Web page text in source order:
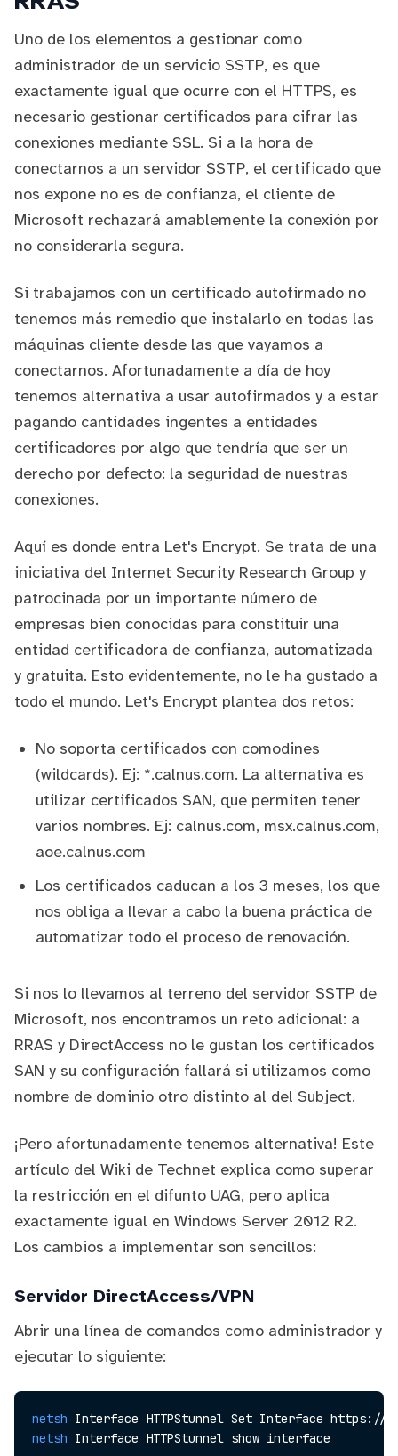
Uno de los elementos a gestionar como
administrador de un servicio SSTP, es que
exactamente igual que ocurre con el HTTPS, es
necesario gestionar certificados para cifrar las
conexiones mediante SSL. Si a la hora de
conectarnos a un servidor SSTP, el certificado que
nos expone no es de confianza, el cliente de
Microsoft rechazará amablemente la conexión por
no considerarla segura.
Si trabajamos con un certificado autofirmado no
tenemos más remedio que instalarlo en todas las
máquinas cliente desde las que vayamos a
conectarnos. Afortunadamente a día de hoy
tenemos alternativa a usar autofirmados y a estar
pagando cantidades ingentes a entidades
certificadores por algo que tendría que ser un
derecho por defecto: la seguridad de nuestras
conexiones.
Aquí es donde entra Let's Encrypt. Se trata de una
iniciativa del Internet Security Research Group y
patrocinada por un importante número de
empresas bien conocidas para constituir una
entidad certificadora de confianza, automatizada
y gratuita. Esto evidentemente, no le ha gustado a
todo el mundo. Let's Encrypt plantea dos retos:
No soporta certificados con comodines
(wildcards). Ej: *.calnus.com. La alternativa es
utilizar certificados SAN, que permiten tener
varios nombres. Ej: calnus.com, msx.calnus.com,
aoe.calnus.com
Los certificados caducan a los 3 meses, los que
nos obliga a llevar a cabo la buena práctica de
automatizar todo el proceso de renovación.
Si nos lo llevamos al terreno del servidor SSTP de
Microsoft, nos encontramos un reto adicional: a
RRAS y DirectAccess no le gustan los certificados
SAN y su configuración fallará si utilizamos como
nombre de dominio otro distinto al del Subject.
¡Pero afortunadamente tenemos alternativa! Este
artículo del Wiki de Technet explica como superar
la restricción en el difunto UAG, pero aplica
exactamente igual en Windows Server 2012 R2.
Los cambios a implementar son sencillos:
Servidor DirectAccess/VPN
Abrir una línea de comandos como administrador y
ejecutar lo siguiente:
netsh Interface HTTPStunnel Set Interface https://
netsh Interface HTTPStunnel show interface